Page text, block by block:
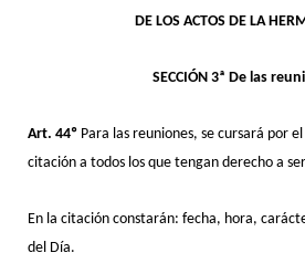
DE LOS ACTOS DE LA
SECCIÓN 3ª De las
Art. 44º Para las reuniones, se cursará por
citación a todos los que tengan derecho a
En la citación constarán: fecha, hora,
del Día.